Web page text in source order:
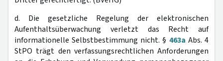
d. Die gesetzliche Regelung der elektronischen
Aufenthaltsüberwachung verletzt das Recht auf
informationelle Selbstbestimmung nicht. § 463a Abs. 4
StPO trägt den verfassungsrechtlichen Anforderungen